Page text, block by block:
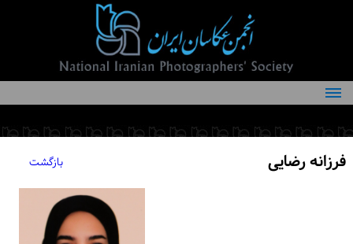
درباره انجمن
کمیته‌های انجمن
فرزانه رضایی بازگشت